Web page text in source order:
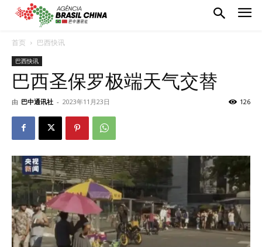
首页 巴西快讯
巴西快讯
巴西圣保罗极端天气交替
由 巴中通讯社 - 2023年11月23日 126